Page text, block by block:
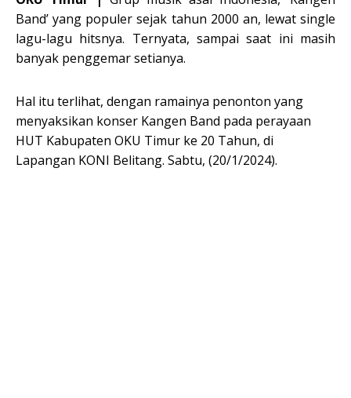
Band’ yang populer sejak tahun 2000 an, lewat single
lagu-lagu hitsnya. Ternyata, sampai saat ini masih
banyak penggemar setianya.
Hal itu terlihat, dengan ramainya penonton yang
menyaksikan konser Kangen Band pada perayaan
HUT Kabupaten OKU Timur ke 20 Tahun, di
Lapangan KONI Belitang. Sabtu, (20/1/2024).